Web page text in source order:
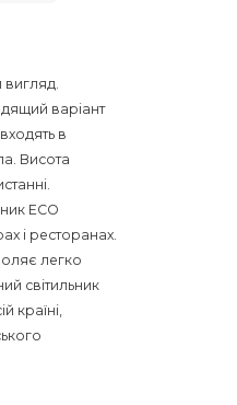
варіант
в
Висота
ECO
і ресторанах.
легко
світильник
країні,